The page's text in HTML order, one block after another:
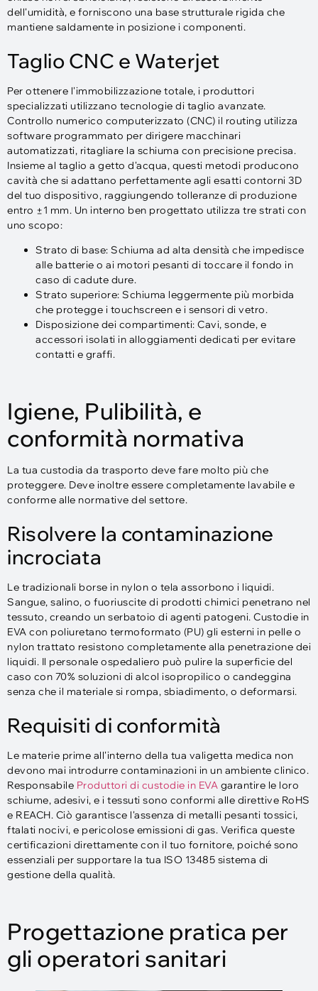
dell'umidità, e forniscono una base strutturale rigida che
mantiene saldamente in posizione i componenti.
Taglio CNC e Waterjet
Per ottenere l'immobilizzazione totale, i produttori
specializzati utilizzano tecnologie di taglio avanzate.
Controllo numerico computerizzato (CNC) il routing utilizza
software programmato per dirigere macchinari
automatizzati, ritagliare la schiuma con precisione precisa.
Insieme al taglio a getto d'acqua, questi metodi producono
cavità che si adattano perfettamente agli esatti contorni 3D
del tuo dispositivo, raggiungendo tolleranze di produzione
entro ±1 mm. Un interno ben progettato utilizza tre strati con
uno scopo:​
Strato di base: Schiuma ad alta densità che impedisce
alle batterie o ai motori pesanti di toccare il fondo in
caso di cadute dure.
Strato superiore: Schiuma leggermente più morbida
che protegge i touchscreen e i sensori di vetro.
Disposizione dei compartimenti: Cavi, sonde, e
accessori isolati in alloggiamenti dedicati per evitare
contatti e graffi.
Igiene, Pulibilità, e
conformità normativa
La tua custodia da trasporto deve fare molto più che
proteggere. Deve inoltre essere completamente lavabile e
conforme alle normative del settore.
Risolvere la contaminazione
incrociata
Le tradizionali borse in nylon o tela assorbono i liquidi.
Sangue, salino, o fuoriuscite di prodotti chimici penetrano nel
tessuto, creando un serbatoio di agenti patogeni. Custodie in
EVA con poliuretano termoformato (PU) gli esterni in pelle o
nylon trattato resistono completamente alla penetrazione dei
liquidi. Il personale ospedaliero può pulire la superficie del
caso con 70% soluzioni di alcol isopropilico o candeggina
senza che il materiale si rompa, sbiadimento, o deformarsi.​
Requisiti di conformità
Le materie prime all'interno della tua valigetta medica non
devono mai introdurre contaminazioni in un ambiente clinico.
Responsabile Produttori di custodie in EVA garantire le loro
schiume, adesivi, e i tessuti sono conformi alle direttive RoHS
e REACH. Ciò garantisce l'assenza di metalli pesanti tossici,
ftalati nocivi, e pericolose emissioni di gas. Verifica queste
certificazioni direttamente con il tuo fornitore, poiché sono
essenziali per supportare la tua ISO 13485 sistema di
gestione della qualità.​
Progettazione pratica per
gli operatori sanitari